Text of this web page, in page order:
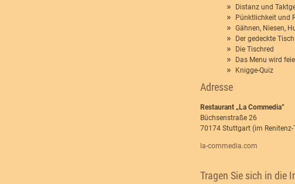
Distanz und
Pünktlichkeit und
Gähnen, Niesen,
Der gedeckte Tisch
Die Tischred
Das Menu wird
Knigge-Quiz
Adresse
Restaurant „La Commedia”
Büchsenstraße 26
70174 Stuttgart (im Renitenz-
la-commedia.com
Tragen Sie sich in die